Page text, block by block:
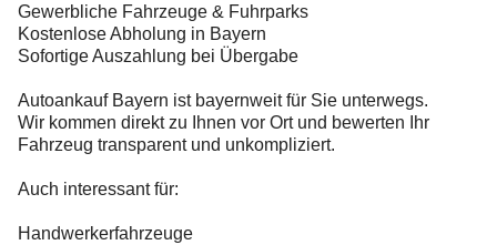
Gewerbliche Fahrzeuge & Fuhrparks
Kostenlose Abholung in Bayern
Sofortige Auszahlung bei Übergabe
Autoankauf Bayern ist bayernweit für Sie unterwegs.
Wir kommen direkt zu Ihnen vor Ort und bewerten Ihr
Fahrzeug transparent und unkompliziert.
Auch interessant für:
Handwerkerfahrzeuge